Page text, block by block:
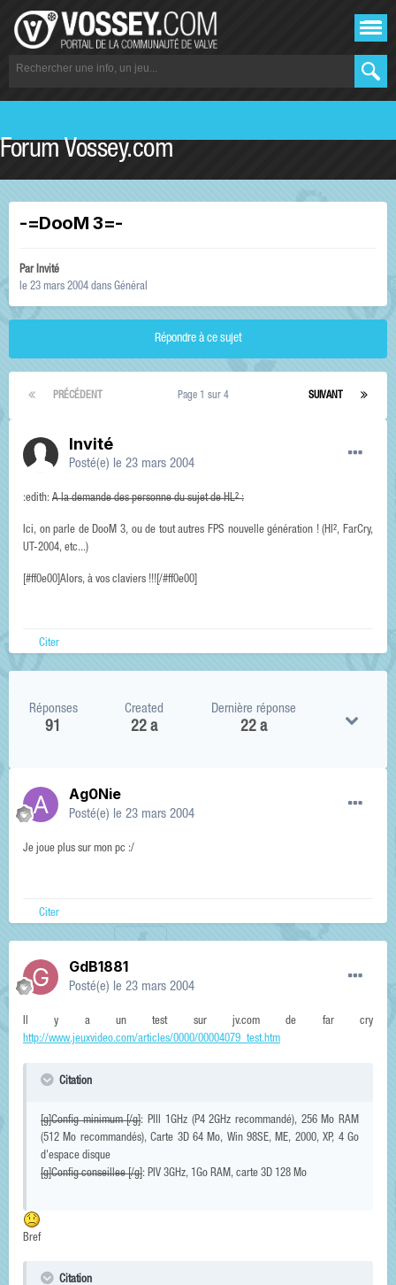
Forum Vossey.com
-=DooM 3=-
Par Invité
le 23 mars 2004 dans Général
Répondre à ce sujet
PRÉCÉDENT SUIVANT
Page 1 sur 4
Invité
Posté(e) le 23 mars 2004
:edith: A la demande des personne du sujet de HL² :
Ici, on parle de DooM 3, ou de tout autres FPS nouvelle génération ! (Hl², FarCry,
UT-2004, etc...)
[#ff0e00]Alors, à vos claviers !!![/#ff0e00]
Citer
Réponses
91
Created
22 a
Dernière réponse
22 a
Ag0Nie
Posté(e) le 23 mars 2004
Je joue plus sur mon pc :/
Citer
GdB1881
Posté(e) le 23 mars 2004
Il y a un test sur jv.com de far cry
http://www.jeuxvideo.com/articles/0000/00004079_test.htm
Citation
[g]Config minimum [/g]: PIII 1GHz (P4 2GHz recommandé), 256 Mo RAM
(512 Mo recommandés), Carte 3D 64 Mo, Win 98SE, ME, 2000, XP, 4 Go
d'espace disque
[g]Config conseillee [/g]: PIV 3GHz, 1Go RAM, carte 3D 128 Mo
Bref
Citation